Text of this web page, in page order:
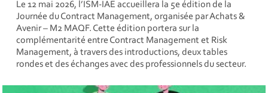
Le 12 mai 2026, l’ISM-IAE accueillera la 5e édition de la
Journée du Contract Management, organisée par Achats &
Avenir – M2 MAQF. Cette édition portera sur la
complémentarité entre Contract Management et Risk
Management, à travers des introductions, deux tables
rondes et des échanges avec des professionnels du secteur.